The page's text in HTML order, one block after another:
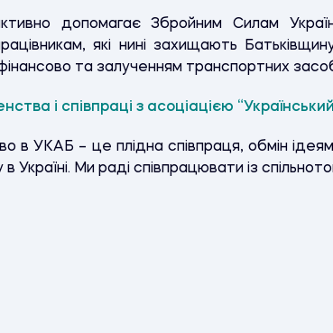
допомагає Збройним Силам
які нині захищають
та залученням транспортних
і співпраці з асоціацією
в УКАБ – це плідна співпраця, обмін
Україні. Ми раді співпрацювати із